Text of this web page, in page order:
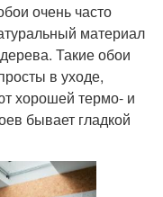
очень часто
материал
Такие обои
в уходе,
хорошей термо- и
бывает гладкой